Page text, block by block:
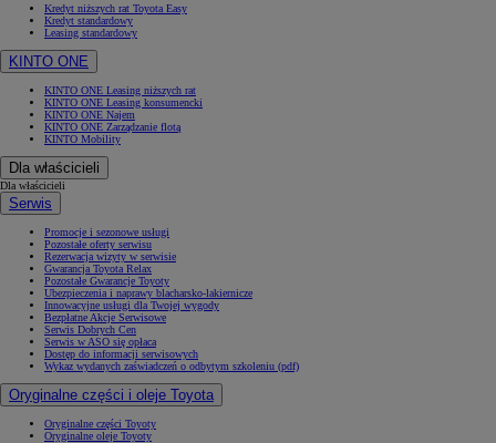
Kredyt niższych rat Toyota Easy
Kredyt standardowy
Leasing standardowy
KINTO ONE
KINTO ONE Leasing niższych rat
KINTO ONE Leasing konsumencki
KINTO ONE Najem
KINTO ONE Zarządzanie flotą
KINTO Mobility
Dla właścicieli
Dla właścicieli
Serwis
Promocje i sezonowe usługi
Pozostałe oferty serwisu
Rezerwacja wizyty w serwisie
Gwarancja Toyota Relax
Pozostałe Gwarancje Toyoty
Ubezpieczenia i naprawy blacharsko-lakiernicze
Innowacyjne usługi dla Twojej wygody
Bezpłatne Akcje Serwisowe
Serwis Dobrych Cen
Serwis w ASO się opłaca
Dostęp do informacji serwisowych
Wykaz wydanych zaświadczeń o odbytym szkoleniu (pdf)
Oryginalne części i oleje Toyota
Oryginalne części Toyoty
Oryginalne oleje Toyoty